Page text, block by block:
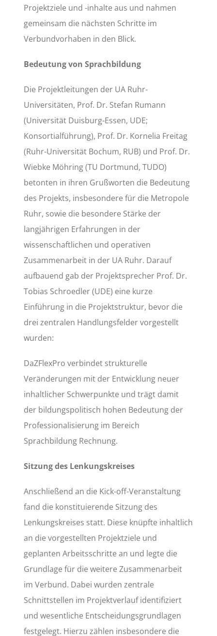
Projektziele und -inhalte aus und nahmen
gemeinsam die nächsten Schritte im
Verbundvorhaben in den Blick.
Bedeutung von Sprachbildung
Die Projektleitungen der UA Ruhr-
Universitäten, Prof. Dr. Stefan Rumann
(Universität Duisburg-Essen, UDE;
Konsortialführung), Prof. Dr. Kornelia Freitag
(Ruhr-Universität Bochum, RUB) und Prof. Dr.
Wiebke Möhring (TU Dortmund, TUDO)
betonten in ihren Grußworten die Bedeutung
des Projekts, insbesondere für die Metropole
Ruhr, sowie die besondere Stärke der
langjährigen Erfahrungen in der
wissenschaftlichen und operativen
Zusammenarbeit in der UA Ruhr. Darauf
aufbauend gab der Projektsprecher Prof. Dr.
Tobias Schroedler (UDE) eine kurze
Einführung in die Projektstruktur, bevor die
drei zentralen Handlungsfelder vorgestellt
wurden:
DaZFlexPro verbindet strukturelle
Veränderungen mit der Entwicklung neuer
inhaltlicher Schwerpunkte und trägt damit
der bildungspolitisch hohen Bedeutung der
Professionalisierung im Bereich
Sprachbildung Rechnung.
Sitzung des Lenkungskreises
Anschließend an die Kick-off-Veranstaltung
fand die konstituierende Sitzung des
Lenkungskreises statt. Diese knüpfte inhaltlich
an die vorgestellten Projektziele und
geplanten Arbeitsschritte an und legte die
Grundlage für die weitere Zusammenarbeit
im Verbund. Dabei wurden zentrale
Schnittstellen im Projektverlauf identifiziert
und wesentliche Entscheidungsgrundlagen
festgelegt. Hierzu zählen insbesondere die